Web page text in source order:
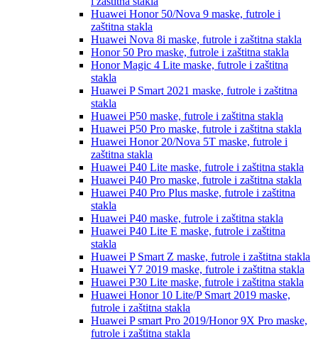
Huawei Honor 50/Nova 9 maske, futrole i
zaštitna stakla
Huawei Nova 8i maske, futrole i zaštitna stakla
Honor 50 Pro maske, futrole i zaštitna stakla
Honor Magic 4 Lite maske, futrole i zaštitna
stakla
Huawei P Smart 2021 maske, futrole i zaštitna
stakla
Huawei P50 maske, futrole i zaštitna stakla
Huawei P50 Pro maske, futrole i zaštitna stakla
Huawei Honor 20/Nova 5T maske, futrole i
zaštitna stakla
Huawei P40 Lite maske, futrole i zaštitna stakla
Huawei P40 Pro maske, futrole i zaštitna stakla
Huawei P40 Pro Plus maske, futrole i zaštitna
stakla
Huawei P40 maske, futrole i zaštitna stakla
Huawei P40 Lite E maske, futrole i zaštitna
stakla
Huawei P Smart Z maske, futrole i zaštitna stakla
Huawei Y7 2019 maske, futrole i zaštitna stakla
Huawei P30 Lite maske, futrole i zaštitna stakla
Huawei Honor 10 Lite/P Smart 2019 maske,
futrole i zaštitna stakla
Huawei P smart Pro 2019/Honor 9X Pro maske,
futrole i zaštitna stakla